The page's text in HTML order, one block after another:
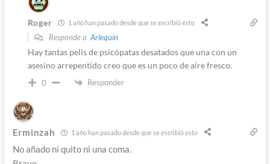
Roger 1 año han pasado desde que se escribió esto
Responde a Arlequín
Hay tantas pelis de psicópatas desatados que una con un
asesino arrepentido creo que es un poco de aire fresco.
0 Responder
Erminzah 1 año han pasado desde que se escribió esto
No añado ni quito ni una coma.